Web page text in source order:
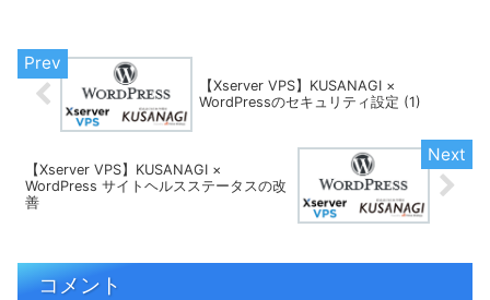
【Xserver VPS】KUSANAGI ×
WordPressのセキュリティ設定 (1)
【Xserver VPS】KUSANAGI ×
WordPress サイトヘルスステータスの改
善
コメント